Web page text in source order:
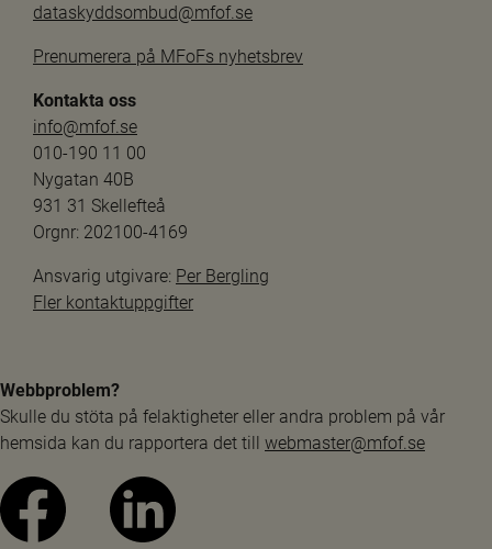
dataskyddsombud@mfof.se
Prenumerera på MFoFs nyhetsbrev
Kontakta oss
info@mfof.se
010-190 11 00
Nygatan 40B
931 31 Skellefteå
Orgnr: 202100-4169
Ansvarig utgivare: Per Bergling
Fler kontaktuppgifter
Webbproblem?
Skulle du stöta på felaktigheter eller andra problem på vår
hemsida kan du rapportera det till webmaster@mfof.se